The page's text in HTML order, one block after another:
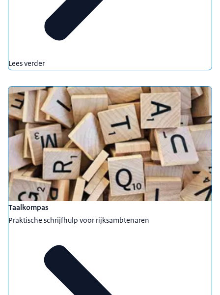
Lees verder
Taalkompas
Praktische schrijfhulp voor rijksambtenaren